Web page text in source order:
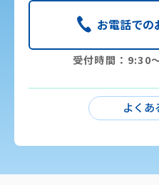
お電話での
受付時間：9:30
よくあ